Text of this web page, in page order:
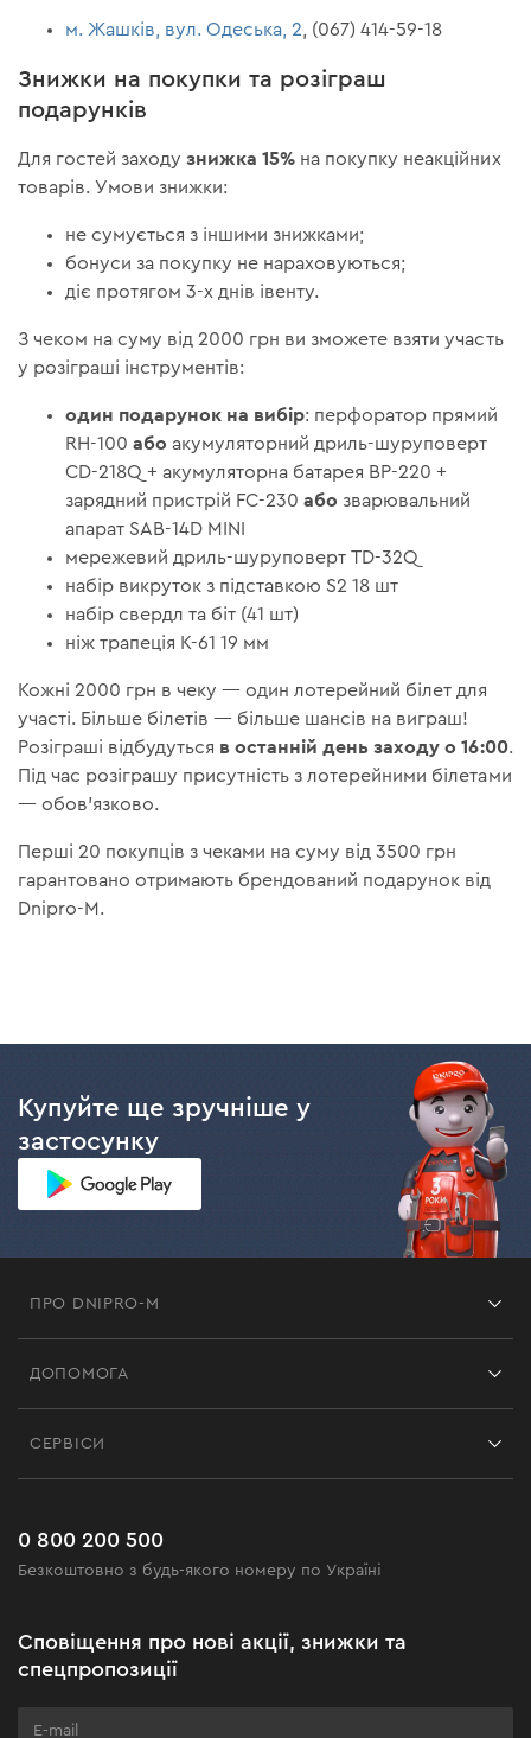
м. Жашків, вул. Одеська, 2 , (067) 414-59-18
Знижки на покупки та розіграш
подарунків
Для гостей заходузнижка 15% на покупку неакційних
товарів. Умови знижки:
не сумується з іншими знижками;
бонуси за покупку не нараховуються;
діє протягом 3-х днів івенту.
З чеком на суму від 2000 грн ви зможете взяти участь
у розіграші інструментів:
один подарунок на вибір: перфоратор прямий
RH-100або акумуляторний дриль-шуруповерт
CD-218Q + акумуляторна батарея BP-220 +
зарядний пристрій FC-230або зварювальний
апарат SAB-14D MINI
мережевий дриль-шуруповерт TD-32Q
набір викруток з підставкою S2 18 шт
набір свердл та біт (41 шт)
ніж трапеція К-61 19 мм
Кожні 2000 грн в чеку — один лотерейний білет для
участі. Більше білетів — більше шансів на виграш!
Розіграші відбудуться в останній день заходу о 16:00.
Під час розіграшу присутність з лотерейними білетами
— обов'язково.
Перші 20 покупців з чеками на суму від 3500 грн
гарантовано отримають брендований подарунок від
Dnipro-M.
Купуйте ще зручніше у
застосунку
ПРО DNIPRO-M
Чорна п'ятниця
ДОПОМОГА
Поширені запитання
СЕРВІСИ
0 800 200 500
Безкоштовно з будь-якого номеру по Україні
Сповіщення про нові акції, знижки та
спецпропозиції